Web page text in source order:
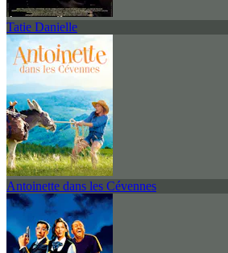
Tatie Danielle
Antoinette dans les Cévennes